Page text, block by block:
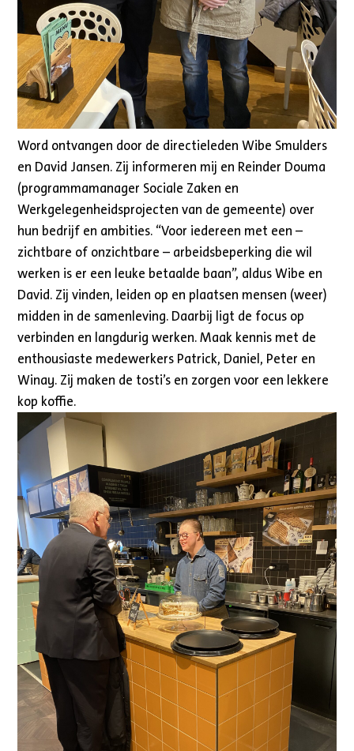
Word ontvangen door de directieleden Wibe Smulders
en David Jansen. Zij informeren mij en Reinder Douma
(programmamanager Sociale Zaken en
Werkgelegenheidsprojecten van de gemeente) over
hun bedrijf en ambities. “Voor iedereen met een –
zichtbare of onzichtbare – arbeidsbeperking die wil
werken is er een leuke betaalde baan”, aldus Wibe en
David. Zij vinden, leiden op en plaatsen mensen (weer)
midden in de samenleving. Daarbij ligt de focus op
verbinden en langdurig werken. Maak kennis met de
enthousiaste medewerkers Patrick, Daniel, Peter en
Winay. Zij maken de tosti’s en zorgen voor een lekkere
kop koffie.